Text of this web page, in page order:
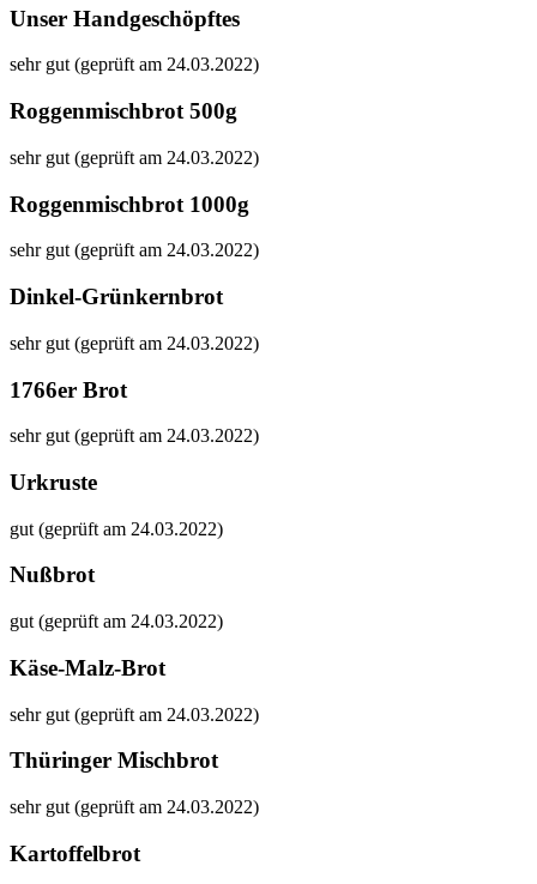
Unser Handgeschöpftes
sehr gut (geprüft am 24.03.2022)
Roggenmischbrot 500g
sehr gut (geprüft am 24.03.2022)
Roggenmischbrot 1000g
sehr gut (geprüft am 24.03.2022)
Dinkel-Grünkernbrot
sehr gut (geprüft am 24.03.2022)
1766er Brot
sehr gut (geprüft am 24.03.2022)
Urkruste
gut (geprüft am 24.03.2022)
Nußbrot
gut (geprüft am 24.03.2022)
Käse-Malz-Brot
sehr gut (geprüft am 24.03.2022)
Thüringer Mischbrot
sehr gut (geprüft am 24.03.2022)
Kartoffelbrot